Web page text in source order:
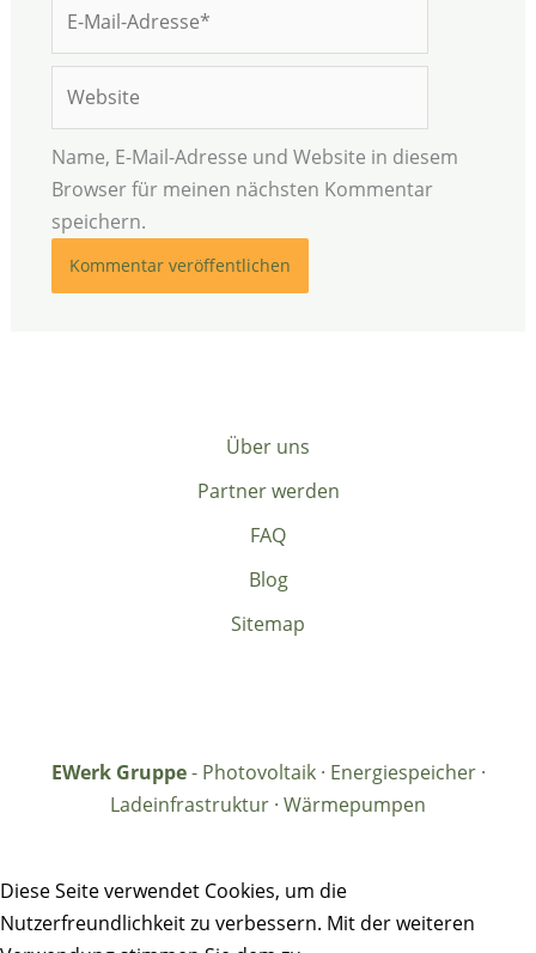
Mail-
Adresse*
Name, E-Mail-Adresse und Website in diesem
Browser für meinen nächsten Kommentar
speichern.
Über uns
Partner werden
FAQ
Blog
Sitemap
EWerk Gruppe- Photovoltaik · Energiespeicher ·
Ladeinfrastruktur · Wärmepumpen
Diese Seite verwendet Cookies, um die
Nutzerfreundlichkeit zu verbessern. Mit der weiteren